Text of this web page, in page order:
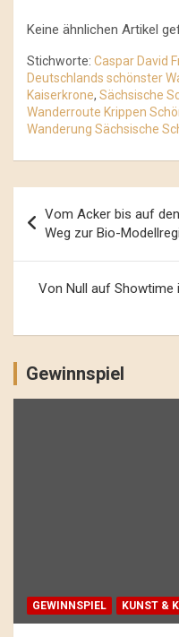
Keine ähnlichen Artikel
Stichworte: Caspar David
Deutschlands schönster
Kaiserkrone, Sächsische
Wanderroute Krippen
Wanderung Sächsische
Navigation
Vom Acker bis auf
Weg zur Bio-
Von Null auf Showtime
Gewinnspiel
GEWINNSPIEL KUNST &